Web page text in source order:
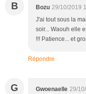
B Bozu 29/10/2019
J'ai tout sous la
soir... Waouh elle
!!! Patience... et
Répondre
G Gwoenaelle 29/